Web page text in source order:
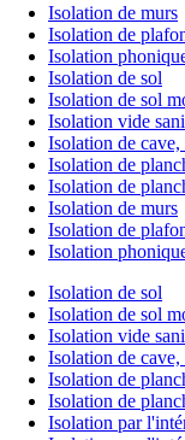
Isolation de murs
Isolation de
Isolation
Isolation de sol
Isolation de sol
Isolation vide
Isolation de cave,
Isolation de
Isolation de
Isolation de murs
Isolation de
Isolation
Isolation de sol
Isolation de sol
Isolation vide
Isolation de cave,
Isolation de
Isolation de
Isolation par